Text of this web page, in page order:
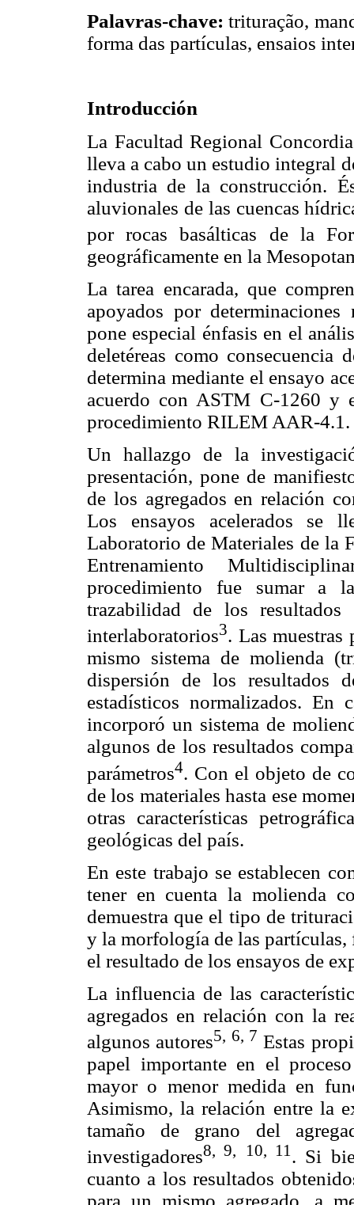
Palavras-chave: trituração,
forma das partículas, ensaios
Introducción
La Facultad Regional
lleva a cabo un estudio integral
industria de la construcción.
aluvionales de las cuencas
por rocas basálticas de la
geográficamente en la
La tarea encarada, que
apoyados por
pone especial énfasis en el
deletéreas como
determina mediante el ensayo
acuerdo con ASTM C-1260 y
procedimiento RILEM AAR-4.1.
Un hallazgo de la
presentación, pone de
de los agregados en relación
Los ensayos acelerados se
Laboratorio de Materiales de la
Entrenamiento
procedimiento fue sumar a
trazabilidad de los
interlaboratorios3. Las muestras
mismo sistema de molienda
dispersión de los resultados
estadísticos normalizados. En
incorporó un sistema de
algunos de los resultados
parámetros4. Con el objeto de
de los materiales hasta ese
otras características
geológicas del país.
En este trabajo se establecen
tener en cuenta la molienda
demuestra que el tipo de
y la morfología de las
el resultado de los ensayos de
La influencia de las
agregados en relación con la
algunos autores5, 6, 7 Estas
papel importante en el
mayor o menor medida en
Asimismo, la relación entre la
tamaño de grano del
investigadores8, 9, 10, 11 . Si
cuanto a los resultados